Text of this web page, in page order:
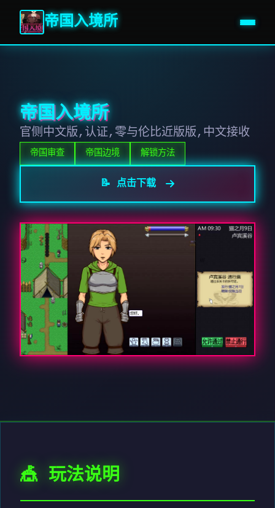
帝国入境所
帝国入境所
官侧中文版,认证,零与伦比近版版,中文接收
帝国审查 帝国边境 解锁方法
📝 点击下载
🎪 玩法说明